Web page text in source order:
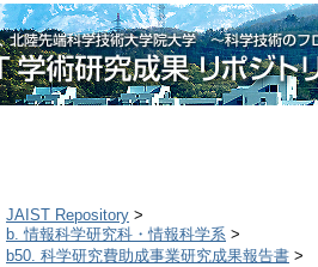
JAIST Repository >
b. 情報科学研究科・情報科学系 >
b50. 科学研究費助成事業研究成果報告書 >